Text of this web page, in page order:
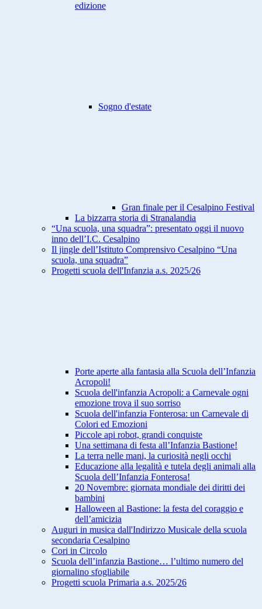
edizione
Sogno d'estate
Gran finale per il Cesalpino Festival
La bizzarra storia di Stranalandia
“Una scuola, una squadra”: presentato oggi il nuovo
inno dell’I.C. Cesalpino
Il jingle dell’Istituto Comprensivo Cesalpino “Una
scuola, una squadra”
Progetti scuola dell'Infanzia a.s. 2025/26
Porte aperte alla fantasia alla Scuola dell’Infanzia
Acropoli!
Scuola dell'infanzia Acropoli: a Carnevale ogni
emozione trova il suo sorriso
Scuola dell'infanzia Fonterosa: un Carnevale di
Colori ed Emozioni
Piccole api robot, grandi conquiste
Una settimana di festa all’Infanzia Bastione!
La terra nelle mani, la curiosità negli occhi
Educazione alla legalità e tutela degli animali alla
Scuola dell’Infanzia Fonterosa!
20 Novembre: giornata mondiale dei diritti dei
bambini
Halloween al Bastione: la festa del coraggio e
dell’amicizia
Auguri in musica dall'Indirizzo Musicale della scuola
secondaria Cesalpino
Cori in Circolo
Scuola dell’infanzia Bastione… l’ultimo numero del
giornalino sfogliabile
Progetti scuola Primaria a.s. 2025/26